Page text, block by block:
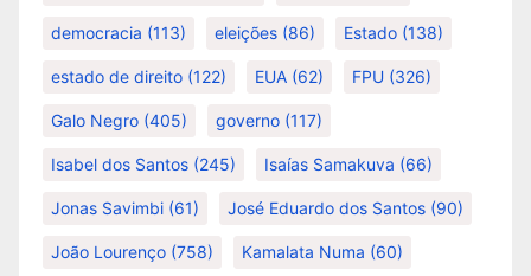
democracia (113) eleições (86) Estado (138)
estado de direito (122) EUA (62) FPU (326)
Galo Negro (405) governo (117)
Isabel dos Santos (245) Isaías Samakuva (66)
Jonas Savimbi (61) José Eduardo dos Santos (90)
João Lourenço (758) Kamalata Numa (60)